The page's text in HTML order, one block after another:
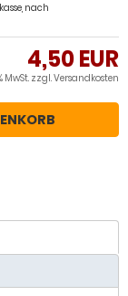
nach
4,50 EUR
MwSt. zzgl.Versandkosten